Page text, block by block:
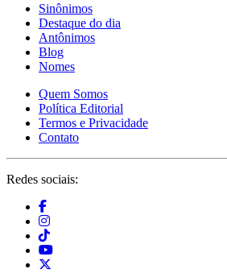
Sinônimos
Destaque do dia
Antônimos
Blog
Nomes
Quem Somos
Política Editorial
Termos e Privacidade
Contato
Redes sociais: